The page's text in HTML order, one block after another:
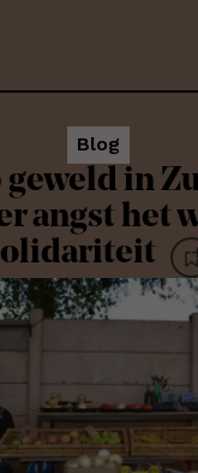
Blog
geweld in
angst het